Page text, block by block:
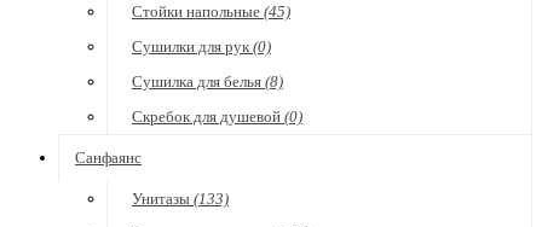
Стойки напольные (45)
Сушилки для рук (0)
Сушилка для белья (8)
Скребок для душевой (0)
Санфаянс
Унитазы (133)